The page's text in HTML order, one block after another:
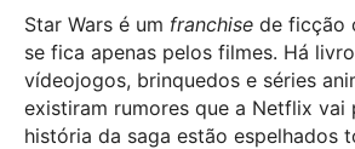
Star Wars é um franchise de ficção
se fica apenas pelos filmes. Há
vídeojogos, brinquedos e séries
existiram rumores que a Netflix vai
história da saga estão espelhados